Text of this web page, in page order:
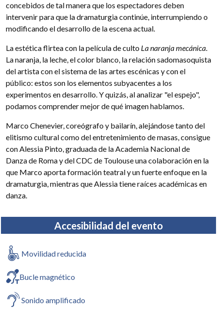
concebidos de tal manera que los espectadores deben
intervenir para que la dramaturgia continúe, interrumpiendo o
modificando el desarrollo de la escena actual.
La estética flirtea con la película de culto La naranja mecánica.
La naranja, la leche, el color blanco, la relación sadomasoquista
del artista con el sistema de las artes escénicas y con el
público: estos son los elementos subyacentes a los
experimentos en desarrollo. Y quizás, al analizar "el espejo",
podamos comprender mejor de qué imagen hablamos.
Marco Chenevier, coreógrafo y bailarín, alejándose tanto del
elitismo cultural como del entretenimiento de masas, consigue
con Alessia Pinto, graduada de la Academia Nacional de
Danza de Roma y del CDC de Toulouse una colaboración en la
que Marco aporta formación teatral y un fuerte enfoque en la
dramaturgia, mientras que Alessia tiene raíces académicas en
danza.
Accesibilidad del evento
Movilidad reducida
Bucle magnético
Sonido amplificado